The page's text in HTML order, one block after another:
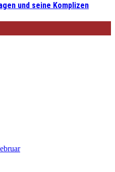
und seine Komplizen